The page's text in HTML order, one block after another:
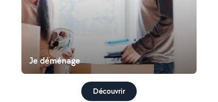
Je déménage
Découvrir